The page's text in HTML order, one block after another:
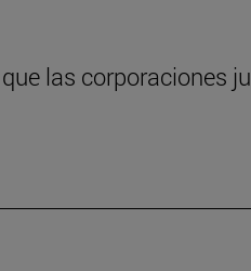
las corporaciones